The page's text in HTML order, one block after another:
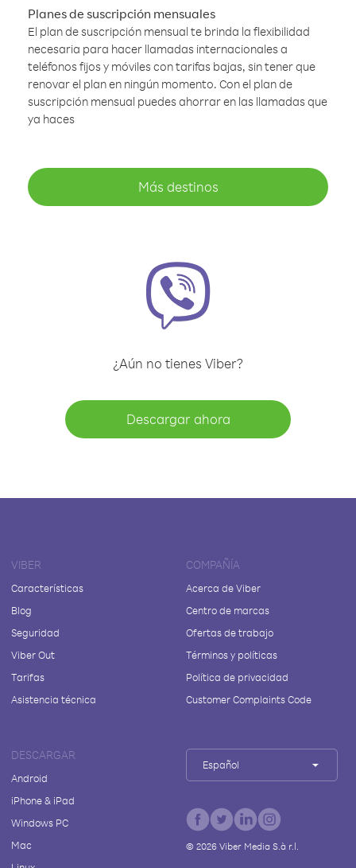
Planes de suscripción mensuales
El plan de suscripción mensual te brinda la flexibilidad
necesaria para hacer llamadas internacionales a
teléfonos fijos y móviles con tarifas bajas, sin tener que
renovar el plan en ningún momento. Con el plan de
suscripción mensual puedes ahorrar en las llamadas que
ya haces
Más destinos
¿Aún no tienes Viber?
Descargar ahora
VIBER
Características
Blog
Seguridad
Viber Out
Tarifas
Asistencia técnica
COMPAÑÍA
Acerca de Viber
Centro de marcas
Ofertas de trabajo
Términos y políticas
Política de privacidad
Customer Complaints Code
DESCARGAR
Android
iPhone & iPad
Windows PC
Mac
Español
© 2026Viber Media S.à r.l.